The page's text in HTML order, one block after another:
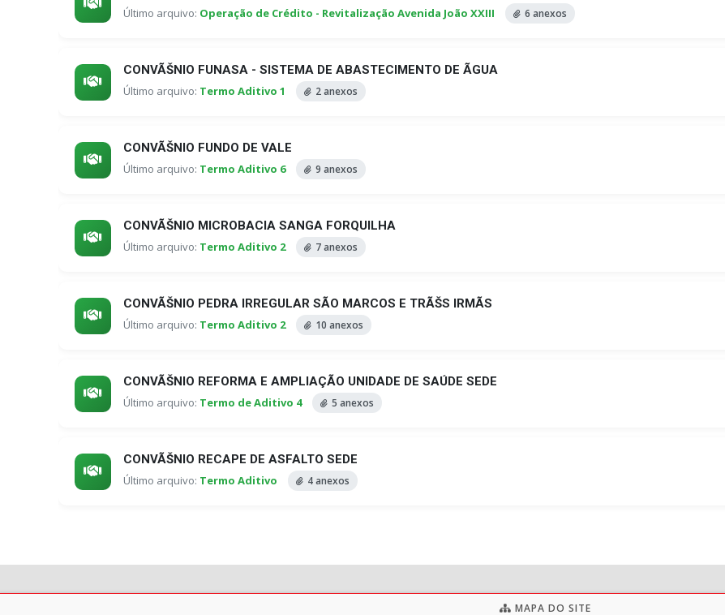
Último arquivo: Operação de Crédito - Revitalização Avenida João XXIII 6 anexos
CONVÃŠNIO FUNASA - SISTEMA DE ABASTECIMENTO DE ÃGUA
Último arquivo: Termo Aditivo 1 2 anexos
CONVÃŠNIO FUNDO DE VALE
Último arquivo: Termo Aditivo 6 9 anexos
CONVÃŠNIO MICROBACIA SANGA FORQUILHA
Último arquivo: Termo Aditivo 2 7 anexos
CONVÃŠNIO PEDRA IRREGULAR SÃO MARCOS E TRÃŠS IRMÃS
Último arquivo: Termo Aditivo 2 10 anexos
CONVÃŠNIO REFORMA E AMPLIAÇÃO UNIDADE DE SAÚDE SEDE
Último arquivo: Termo de Aditivo 4 5 anexos
CONVÃŠNIO RECAPE DE ASFALTO SEDE
Último arquivo: Termo Aditivo 4 anexos
MAPA DO SITE